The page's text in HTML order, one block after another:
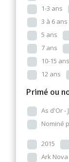
1-3 ans
3 à 6 ans
5 ans
7 ans
10-15 ans
12 ans
Primé ou
As d'Or -
Nominé
2015
Ark